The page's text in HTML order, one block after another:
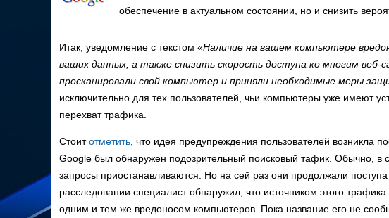
обеспечение в актуальном состоянии, но и снизить
Итак, уведомление с текстом «Наличие на вашем компьютере
ваших данных, а также снизить скорость доступа ко многим
просканировали свой компьютер и приняли необходимые меры
исключительно для тех пользователей, чьи компьютеры уже имеют
перехват трафика.
Стоитотметить , что идея предупреждения пользователей возникла
Google был обнаружен подозрительный поисковый тафик. Обычно, в
запросы приостанавливаются. Но на сей раз они продолжали
расследовании специалист обнаружил, что источником этого
одним и тем же вредоносом компьютеров. Пока название его не